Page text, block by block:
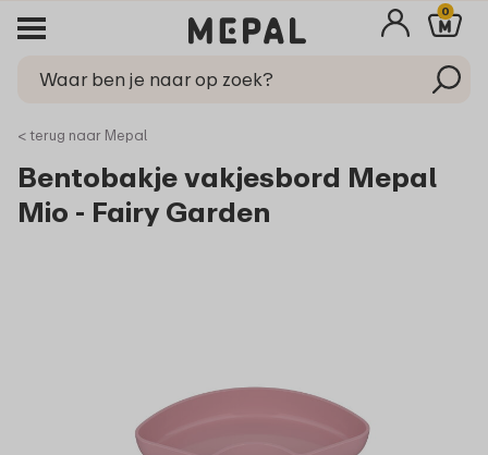
0
< terug naar Mepal
Bentobakje vakjesbord Mepal
Mio - Fairy Garden